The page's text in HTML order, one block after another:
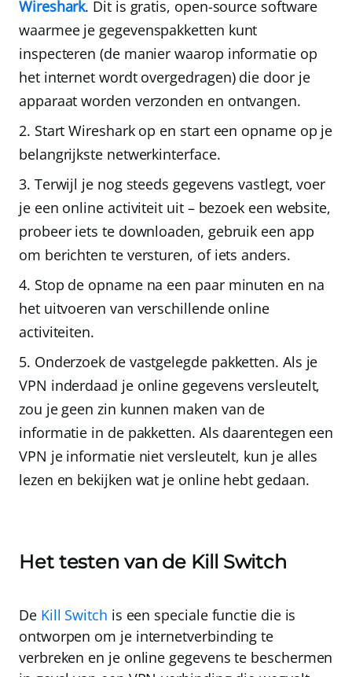
Wireshark. Dit is gratis, open-source software
waarmee je gegevenspakketten kunt
inspecteren (de manier waarop informatie op
het internet wordt overgedragen) die door je
apparaat worden verzonden en ontvangen.
Start Wireshark op en start een opname op je
belangrijkste netwerkinterface.
Terwijl je nog steeds gegevens vastlegt, voer
je een online activiteit uit– bezoek een website,
probeer iets te downloaden, gebruik een app
om berichten te versturen, of iets anders.
Stop de opnamena een paar minuten en na
het uitvoeren van verschillende online
activiteiten.
Onderzoek de vastgelegde pakketten. Als je
VPN inderdaad je online gegevens versleutelt,
zou je geen zin kunnen maken van de
informatie in de pakketten. Als daarentegen een
VPN je informatie niet versleutelt, kun je alles
lezen en bekijken wat je online hebt gedaan.
Het testen van de Kill Switch
De Kill Switch is een speciale functie die is
ontworpen om je internetverbinding te
verbreken en je online gegevens te beschermen